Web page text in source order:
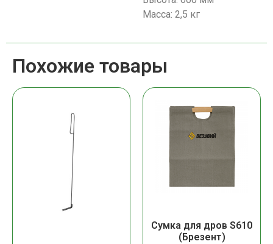
Масса: 2,5 кг
Похожие товары
Сумка для дров S610
(Брезент)